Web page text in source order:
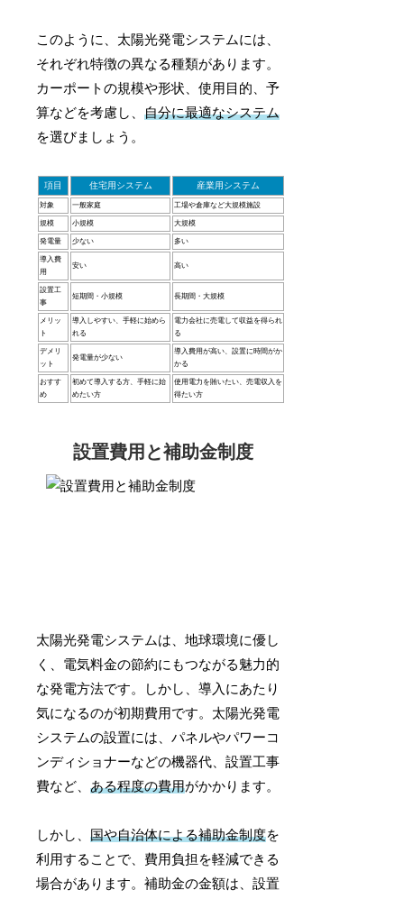
このように、太陽光発電システムには、
それぞれ特徴の異なる種類があります。
カーポートの規模や形状、使用目的、予
算などを考慮し、自分に最適なシステム
を選びましょう。
項目 住宅用システム 産業用システム
対象 一般家庭 工場や倉庫など大規模施設
規模 小規模 大規模
発電量 少ない 多い
導入費
用
安い 高い
設置工
事
短期間・小規模 長期間・大規模
メリッ
ト
導入しやすい、手軽に始めら
れる
電力会社に売電して収益を得られ
る
デメリ
ット
発電量が少ない
導入費用が高い、設置に時間がか
かる
おすす
め
初めて導入する方、手軽に始
めたい方
使用電力を賄いたい、売電収入を
得たい方
設置費用と補助金制度
太陽光発電システムは、地球環境に優し
く、電気料金の節約にもつながる魅力的
な発電方法です。しかし、導入にあたり
気になるのが初期費用です。太陽光発電
システムの設置には、パネルやパワーコ
ンディショナーなどの機器代、設置工事
費など、ある程度の費用がかかります。
しかし、国や自治体による補助金制度を
利用することで、費用負担を軽減できる
場合があります。補助金の金額は、設置